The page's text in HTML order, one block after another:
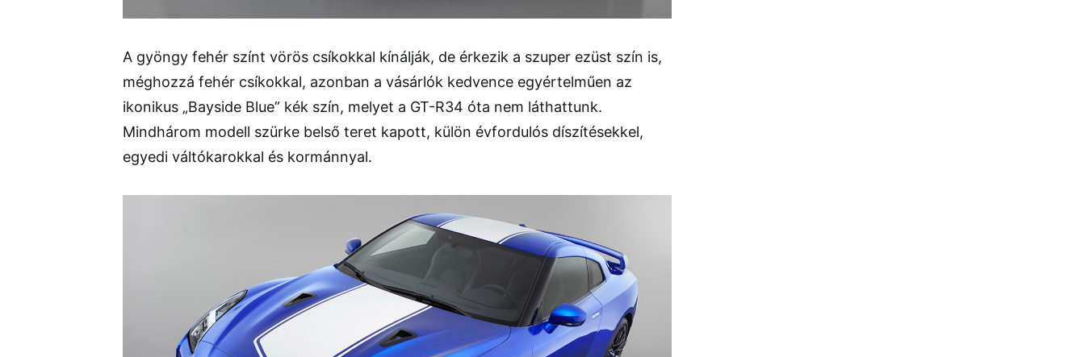
A gyöngy fehér színt vörös csíkokkal kínálják, de érkezik a szuper ezüst szín is,
méghozzá fehér csíkokkal, azonban a vásárlók kedvence egyértelműen az
ikonikus „Bayside Blue” kék szín, melyet a GT-R34 óta nem láthattunk.
Mindhárom modell szürke belső teret kapott, külön évfordulós díszítésekkel,
egyedi váltókarokkal és kormánnyal.